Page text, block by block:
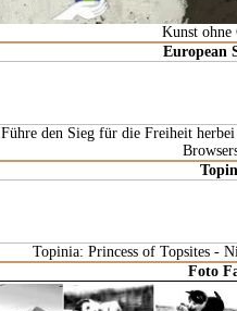
Kunst ohne
European
Führe den Sieg für die Freiheit herbei
Topinia: Princess of Topsites -
Foto